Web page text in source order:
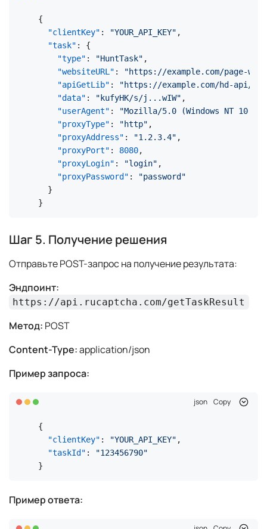
{
"clientKey" : "YOUR_API_KEY" ,
"task" :
{
"type" : "HuntTask" ,
"websiteURL" :
"https://example.com/page-
"apiGetLib" :
"https://example.com/hd-api/
"data" : "kufyHK/s/j...wIW" ,
"userAgent" :
"Mozilla/5.0 (Windows NT 10.0;
"proxyType" : "http" ,
"proxyAddress" : "1.2.3.4" ,
"proxyPort" : 8080,
"proxyLogin" : "login" ,
"proxyPassword" :
"password"
}
}
Шаг 5. Получение решения
Отправьте POST-запрос на получение результата:
Эндпоинт:
https://api.rucaptcha.com/getTaskResult
Метод: POST
Content-Type:application/json
Пример запроса:
json Copy
{
"clientKey" : "YOUR_API_KEY" ,
"taskId" :
"123456790"
}
Пример ответа: